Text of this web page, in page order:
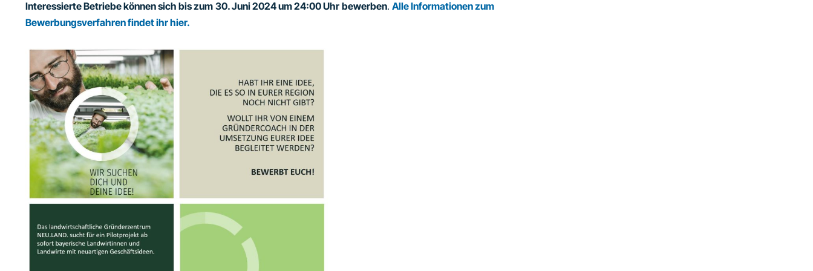
Interessierte Betriebe können sich bis zum 30. Juni 2024 um 24:00 Uhr bewerben. Alle Informationen zum
Bewerbungsverfahren findet ihr hier.